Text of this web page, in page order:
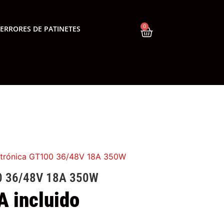
ERRORES DE PATINETES 0
GT100 36/48V 18A 350W
36/48V 18A 350W
incluido